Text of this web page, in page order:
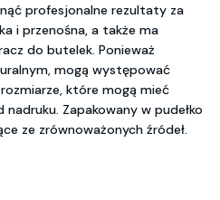
profesjonalne rezultaty za
i przenośna, a także ma
do butelek. Ponieważ
mogą występować
które mogą mieć
Zapakowany w pudełko
ze zrównoważonych źródeł.